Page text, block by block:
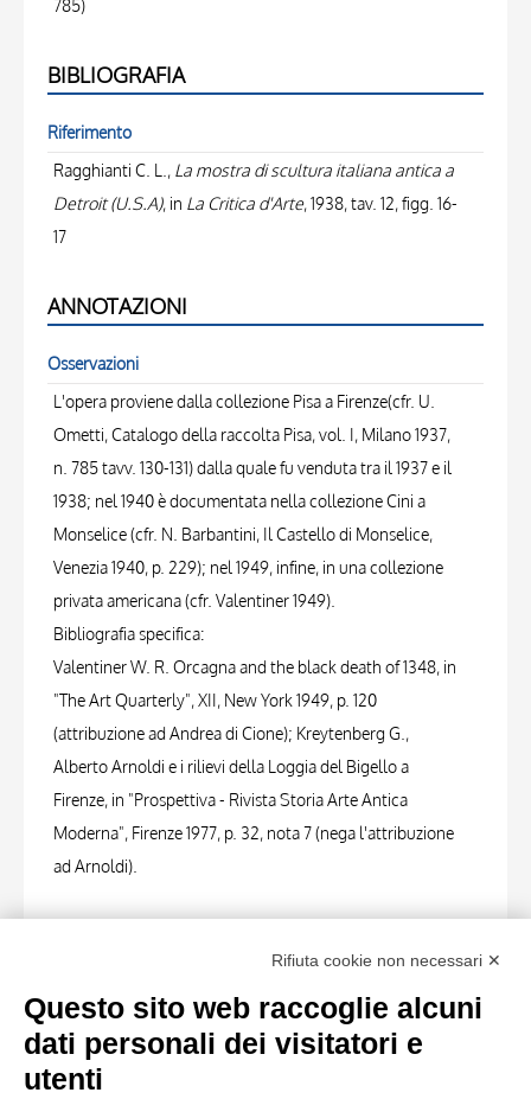
785)
BIBLIOGRAFIA
Riferimento
Ragghianti C. L., La mostra di scultura italiana antica a
Detroit (U.S.A), in La Critica d'Arte, 1938, tav. 12, figg. 16-
17
ANNOTAZIONI
Osservazioni
L'opera proviene dalla collezione Pisa a Firenze(cfr. U.
Ometti, Catalogo della raccolta Pisa, vol. I, Milano 1937,
n. 785 tavv. 130-131) dalla quale fu venduta tra il 1937 e il
1938; nel 1940 è documentata nella collezione Cini a
Monselice (cfr. N. Barbantini, Il Castello di Monselice,
Venezia 1940, p. 229); nel 1949, infine, in una collezione
privata americana (cfr. Valentiner 1949).
Bibliografia specifica:
Valentiner W. R. Orcagna and the black death of 1348, in
"The Art Quarterly", XII, New York 1949, p. 120
(attribuzione ad Andrea di Cione); Kreytenberg G.,
Alberto Arnoldi e i rilievi della Loggia del Bigello a
Firenze, in "Prospettiva - Rivista Storia Arte Antica
Moderna", Firenze 1977, p. 32, nota 7 (nega l'attribuzione
ad Arnoldi).
Anonimo , Arnoldi Alberto - sec. XIV - San Michele
Arcangelo
Rifiuta cookie non necessari ✕
Questo sito web raccoglie alcuni
dati personali dei visitatori e
utenti